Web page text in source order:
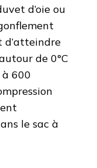
d’oie ou
d’atteindre
de 0°C
600
le sac à